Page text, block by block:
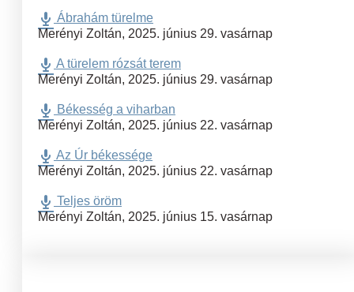
Ábrahám türelme
Merényi Zoltán, 2025. június 29. vasárnap
A türelem rózsát terem
Merényi Zoltán, 2025. június 29. vasárnap
Békesség a viharban
Merényi Zoltán, 2025. június 22. vasárnap
Az Úr békessége
Merényi Zoltán, 2025. június 22. vasárnap
Teljes öröm
Merényi Zoltán, 2025. június 15. vasárnap